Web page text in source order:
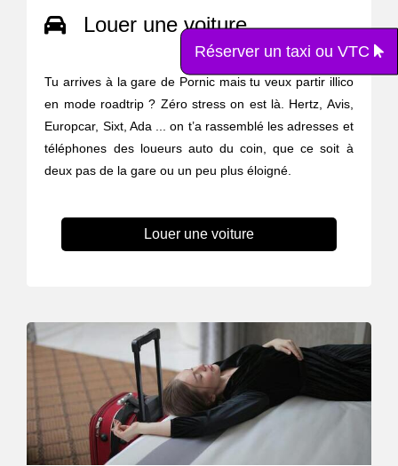
Louer une voiture
Tu arrives à la gare de Pornic mais tu veux partir illico
en mode roadtrip ? Zéro stress on est là. Hertz, Avis,
Europcar, Sixt, Ada ... on t’a rassemblé les adresses et
téléphones des loueurs auto du coin, que ce soit à
deux pas de la gare ou un peu plus éloigné.
Louer une voiture
Réserver un taxi ou VTC